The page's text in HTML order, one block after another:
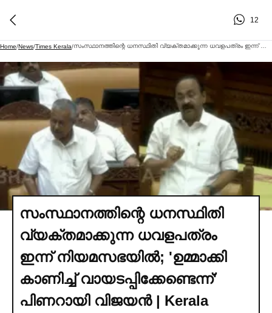
12
Home/News/Times Kerala/
സംസ്ഥാനത്തിന്റെ ധനസ്ഥിതി
വ്യക്തമാക്കുന്ന ധവളപത്രം
ഇന്ന് നിയമസഭയില്‍; 'ഉമ്മാക്കി
കാണിച്ച്‌ വായടപ്പിക്കേണ്ടെന്ന്'
പിണറായി വിജയൻ | Kerala